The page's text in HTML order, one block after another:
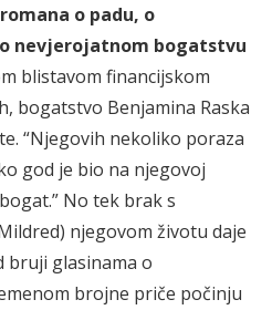
o padu, o
nevjerojatnom bogatstvu
blistavom financijskom
bogatstvo Benjamina Raska
“Njegovih nekoliko poraza
god je bio na njegovoj
No tek brak s
njegovom životu daje
bruji glasinama o
brojne priče počinju